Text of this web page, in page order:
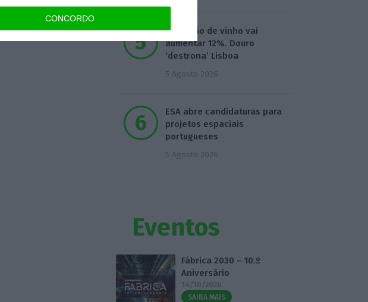
CONCORDO
Produção de vinho vai
aumentar 12%. Douro
‘destrona’ Lisboa
5 Agosto 2026
ESA abre candidaturas para
projetos espaciais
portugueses
5 Agosto 2026
Eventos
Fábrica 2030 – 10.º
Aniversário
14/10/2026
SAIBA MAIS